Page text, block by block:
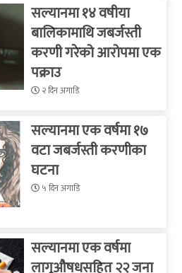
सल्यानमा १४ वषीया
बालिकामाथि जबर्जस्ती
करणी गरेको आरोपमा एक
पक्राउ
२ दिन अगाडि
सल्यानमा एक वर्षमा १७
वटा जबर्जस्ती करणीका
घटना
५ दिन अगाडि
सल्यानमा एक वर्षमा
लागूऔषधसहित २२ जना